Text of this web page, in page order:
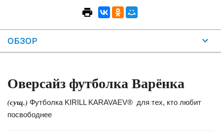
ОБЗОР
Оверсайз футболка Варёнка
(сущ.) Футболка KIRILL KARAVAEV® для тех, кто любит
посвободнее